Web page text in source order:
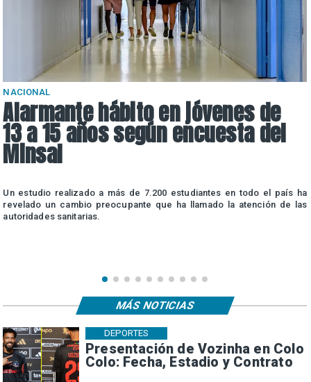
NACIONAL
Alarmante hábito en jóvenes de
13 a 15 años según encuesta del
Minsal
Un estudio realizado a más de 7.200 estudiantes en todo el país ha
revelado un cambio preocupante que ha llamado la atención de las
autoridades sanitarias.
Presentación de Vozinha en Colo
Colo: Fecha, Estadio y Contrato
DEPORTES
MÁS NOTICIAS